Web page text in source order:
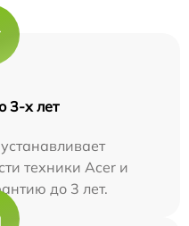
3-х лет
техники Acer и
до 3 лет.